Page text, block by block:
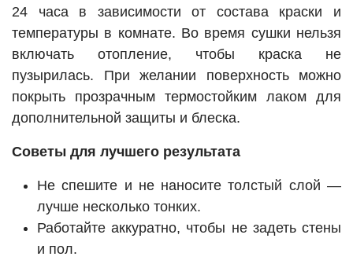
24 часа в зависимости от состава краски и
температуры в комнате. Во время сушки нельзя
включать отопление, чтобы краска не
пузырилась. При желании поверхность можно
покрыть прозрачным термостойким лаком для
дополнительной защиты и блеска.
Советы для лучшего результата
Не спешите и не наносите толстый слой —
лучше несколько тонких.
Работайте аккуратно, чтобы не задеть стены
и пол.